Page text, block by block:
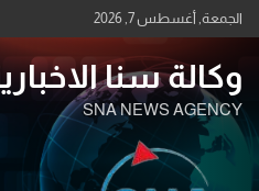
Skip
to
الجمعة, أغسطس 7, 2026
وكالة سنا
SNA NEWS AGENCY